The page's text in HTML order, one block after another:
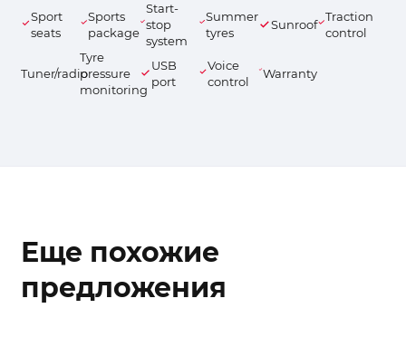
Sport
seats
Sports
package
Start-
stop
system
Summer
tyres
Sunroof
Traction
control
Tuner/radio
Tyre
pressure
monitoring
USB
port
Voice
control
Warranty
Еще похожие
предложения